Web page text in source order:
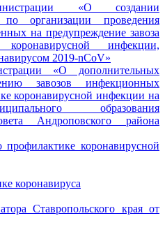
«О создании
организации проведения
на предупреждение завоза
инфекции,
2019-nCоV»
«О дополнительных
завозов инфекционных
коронавирусной инфекции на
образования
Андроповского района
коронавирусной
коронавируса
Ставропольского края от